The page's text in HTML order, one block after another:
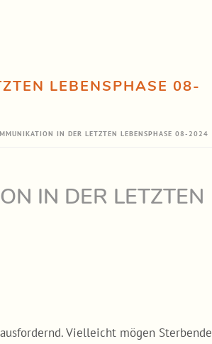
LEBENSPHASE 08-
IN DER LETZTEN LEBENSPHASE 08-2024
IN DER LETZTEN
Vielleicht mögen Sterbende